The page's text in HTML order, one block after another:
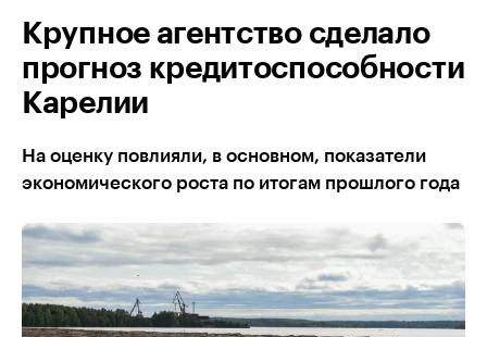
Крупное агентство сделало
прогноз кредитоспособности
Карелии
На оценку повлияли, в основном, показатели
экономического роста по итогам прошлого года